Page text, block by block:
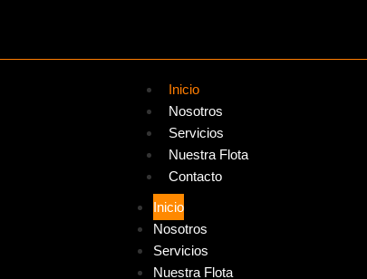
Inicio
Nosotros
Servicios
Nuestra Flota
Contacto
Inicio
Nosotros
Servicios
Nuestra Flota